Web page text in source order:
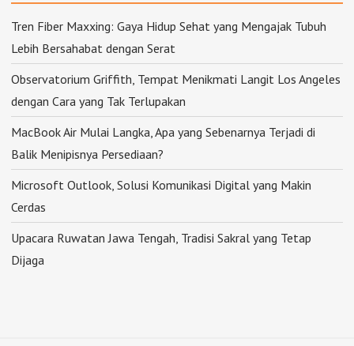
Tren Fiber Maxxing: Gaya Hidup Sehat yang Mengajak Tubuh
Lebih Bersahabat dengan Serat
Observatorium Griffith, Tempat Menikmati Langit Los Angeles
dengan Cara yang Tak Terlupakan
MacBook Air Mulai Langka, Apa yang Sebenarnya Terjadi di
Balik Menipisnya Persediaan?
Microsoft Outlook, Solusi Komunikasi Digital yang Makin
Cerdas
Upacara Ruwatan Jawa Tengah, Tradisi Sakral yang Tetap
Dijaga